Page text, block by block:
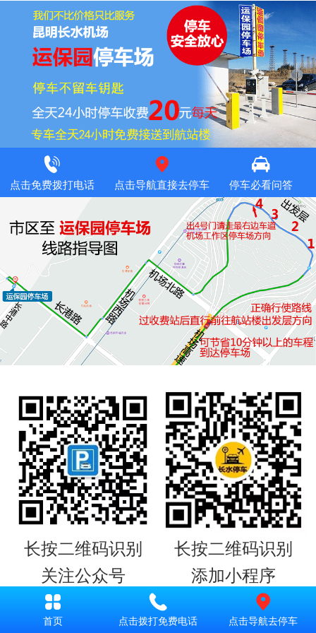
点击免费拨打电话 点击导航直接去停车 停车必看问答
长按二维码识别
关注公众号
长按二维码识别
添加小程序
方便下次停车导航
首页 点击拨打免费电话 点击导航去停车